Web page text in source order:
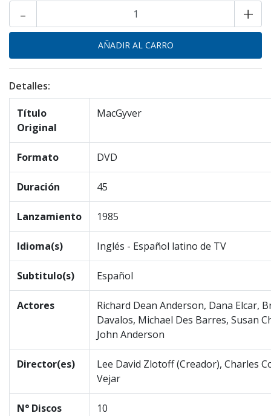
+
-
Detalles:
Título
Original
MacGyver
Formato DVD
Duración 45
Lanzamiento 1985
Idioma(s) Inglés - Español latino de TV
Subtitulo(s) Español
Actores
Richard Dean Anderson, Dana Elcar,
Davalos, Michael Des Barres, Susan
John Anderson
Director(es)
Lee David Zlotoff (Creador), Charles
Vejar
N° Discos 10